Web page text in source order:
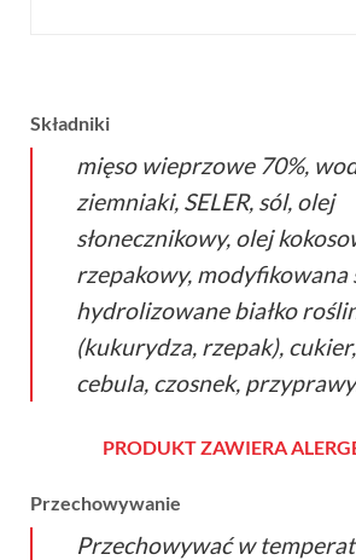
Składniki
mięso wieprzowe 70%,
ziemniaki, SELER, sól, olej
słonecznikowy, olej
rzepakowy, modyfikowana
hydrolizowane białko
(kukurydza, rzepak),
cebula, czosnek,
PRODUKT ZAWIERA
Przechowywanie
Przechowywać w